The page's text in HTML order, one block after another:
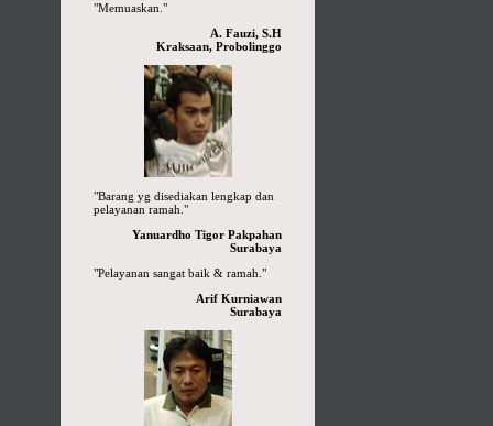
"Memuaskan."
A. Fauzi, S.H
Kraksaan, Probolinggo
"Barang yg disediakan lengkap dan
pelayanan ramah."
Yanuardho Tigor Pakpahan
Surabaya
"Pelayanan sangat baik & ramah."
Arif Kurniawan
Surabaya